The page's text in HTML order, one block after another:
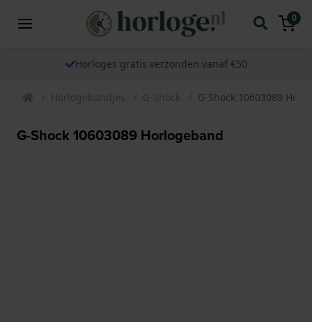
0
Horloges gratis verzonden vanaf €50
Horlogebandjes G-Shock G-Shock 10603089
G-Shock 10603089 Horlogeband